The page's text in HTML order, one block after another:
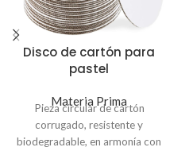
Disco de cartón para
pastel
Materia Prima
Pieza circular de cartón
corrugado, resistente y
biodegradable, en armonía con